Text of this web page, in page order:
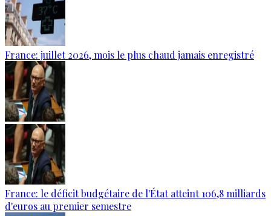
France: juillet 2026, mois le plus chaud jamais enregistré
France: le déficit budgétaire de l'État atteint 106,8 milliards
d'euros au premier semestre